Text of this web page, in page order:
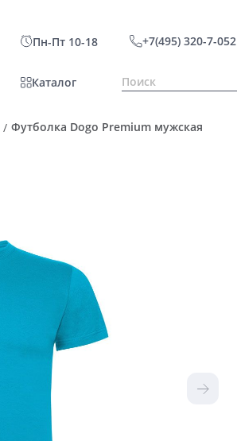
Пн-Пт 10-18 +7(495) 320-7-052
Каталог
/ Футболка Dogo Premium мужская